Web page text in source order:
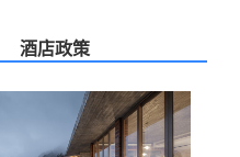
酒店政策